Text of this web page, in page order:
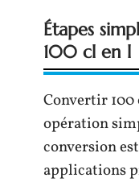
Étapes
100 cl en l
Convertir
opération
conversion
applications